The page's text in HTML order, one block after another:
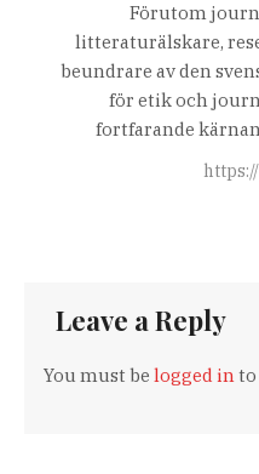
Förutom
litteraturälskare,
beundrare av den
för etik och
fortfarande
Leave a Reply
You must belogged in to